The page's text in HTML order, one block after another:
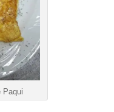
Paqui